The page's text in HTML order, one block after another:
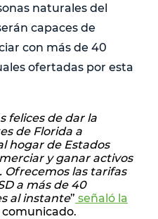
naturales del
capaces de
con más de 40
ofertadas por esta
felices de dar la
de Florida a
hogar de Estados
y ganar activos
Ofrecemos las tarifas
a más de 40
al instante” señaló la